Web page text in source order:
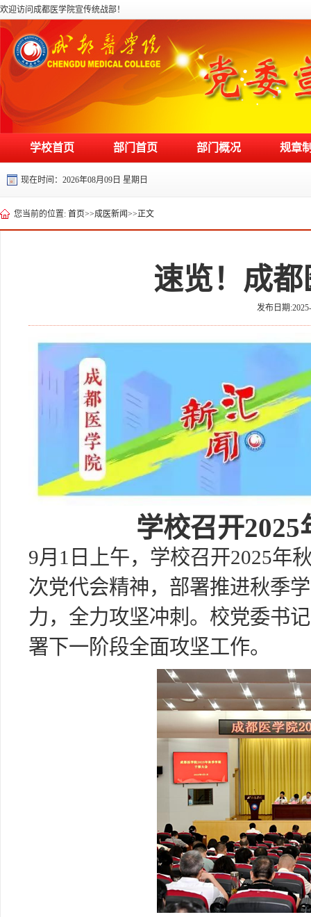
欢迎访问成都医学院宣传统战部！
学校首页 部门首页 部门概况 规章
现在时间： 2026年08月09日 星期日
您当前的位置: 首页>>成医新闻>>正文
速览！成
发布日期
学校召开
9月1日上午，学校召开2025年
次党代会精神，部署推进秋季
力，全力攻坚冲刺。校党委书
署下一阶段全面攻坚工作。